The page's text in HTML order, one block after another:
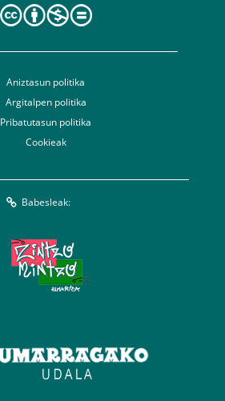
Aniztasun politika
Argitalpen politika
Pribatutasun politika
Cookieak
Babesleak: